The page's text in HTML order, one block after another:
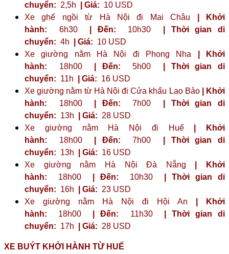
chuyển: 2,5h | Giá: 10 USD
Xe ghế ngồi từ Hà Nội đi Mai Châu
| Khởi
hành: 6h30 | Đến: 10h30
| Thời gian di
chuyển: 4h | Giá: 10 USD
Xe giường nằm Hà Nội đi Phong Nha
| Khởi
hành: 18h00 | Đến: 5h00
| Thời gian di
chuyển: 11h | Giá: 16 USD
Xe giường nằm từ Hà Nội đi Cửa khẩu Lao Bảo
| Khởi
hành: 18h00 | Đến: 7h00
| Thời gian di
chuyển: 13h | Giá: 28 USD
Xe giường nằm Hà Nội đi Huế
| Khởi
hành: 18h00 | Đến: 7h00
| Thời gian di
chuyển: 13h | Giá: 16 USD
Xe giường nằm Hà Nội Đà Nẵng
| Khởi
hành: 18h00 | Đến: 10h30
| Thời gian di
chuyển: 16h | Giá: 23 ​​USD
Xe giường nằm Hà Nội đi Hội An
| Khởi
hành: 18h00 | Đến: 11h30
| Thời gian di
chuyển: 17h | Giá: 28 USD
XE BUÝT KHỞI HÀNH TỪ HUẾ